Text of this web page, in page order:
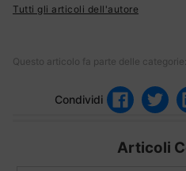
Tutti gli articoli dell'autore
Questo articolo fa parte delle categorie:
Condividi
Articoli